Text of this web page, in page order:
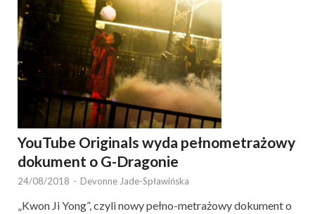
YouTube Originals wyda pełnometrażowy
dokument o G-Dragonie
24/08/2018 - Devonne Jade-Spławińska
„Kwon Ji Yong”, czyli nowy pełno-metrażowy dokument o